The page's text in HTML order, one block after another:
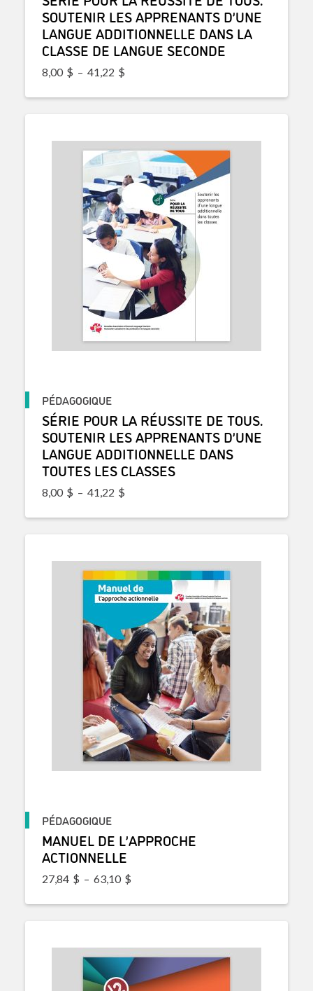
SOUTENIR LES APPRENANTS D’UNE
LANGUE ADDITIONNELLE DANS LA
CLASSE DE LANGUE SECONDE
8,00 $ – 41,22 $
PÉDAGOGIQUE
SÉRIE POUR LA RÉUSSITE DE TOUS.
SOUTENIR LES APPRENANTS D’UNE
LANGUE ADDITIONNELLE DANS
TOUTES LES CLASSES
8,00 $ – 41,22 $
PÉDAGOGIQUE
MANUEL DE L’APPROCHE
ACTIONNELLE
27,84 $ – 63,10 $